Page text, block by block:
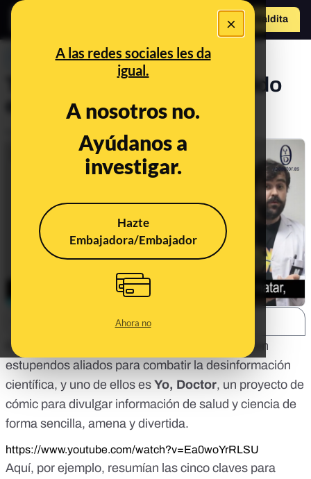
×
A las redes sociales les da
igual.
A nosotros no.
Ayúdanos a
investigar.
Hazte
Embajadora/Embajador
Ahora no
Hazte Maldita
PREBUNKING
Todo lo que hemos aprendido
este año con Yo, Doctor
Dec 27, 2018, 8:45:24 AM
En Maldita Ciencia hemos contado este año con
estupendos aliados para combatir la desinformación
científica, y uno de ellos es Yo, Doctor, un proyecto de
cómic para divulgar información de salud y ciencia de
forma sencilla, amena y divertida.
https://www.youtube.com/watch?v=Ea0woYrRLSU
Aquí, por ejemplo, resumían las cinco claves para